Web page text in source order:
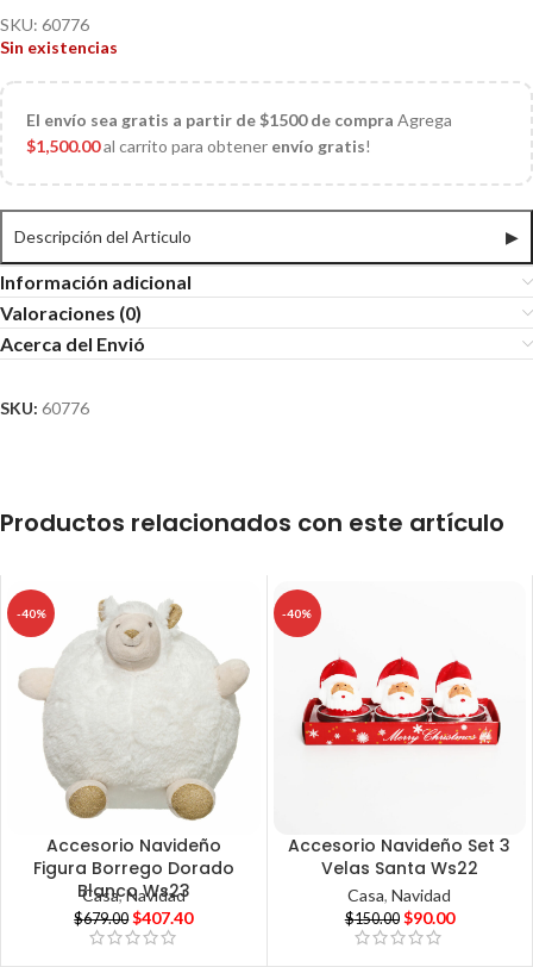
SKU: 60776
Sin existencias
El envío sea gratis a partir de $1500 de compra Agrega
$1,500.00al carrito para obtener envío gratis!
Descripción del Articulo ▶
Información adicional
Valoraciones (0)
Acerca del Envió
SKU: 60776
Productos relacionados con este artículo
-40%
Accesorio Navideño
Figura Borrego Dorado
Blanco Ws23
Casa,Navidad
$679.00 $407.40
-40%
Accesorio Navideño Set 3
Velas Santa Ws22
Casa,Navidad
$150.00 $90.00